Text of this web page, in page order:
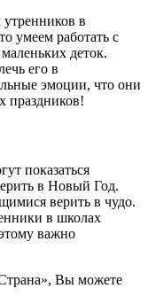
в
умеем работать с
деток.
его в
эмоции, что они
праздников!
показаться
в Новый Год.
верить в чудо.
в школах
важно
Вы можете